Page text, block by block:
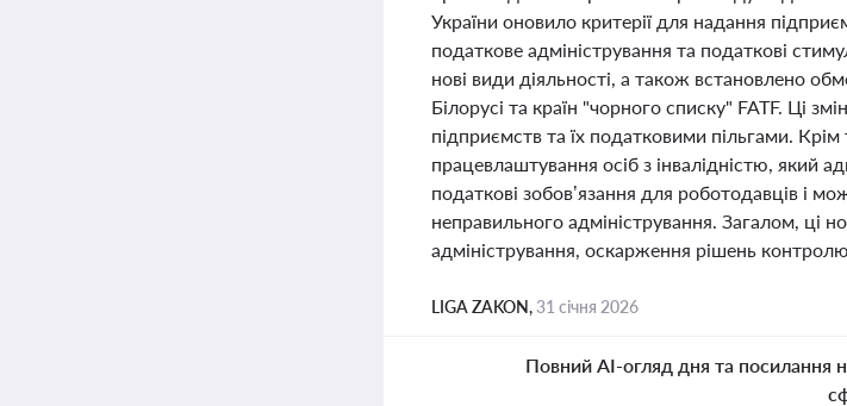
України оновило критерії для надання
податкове адміністрування та податкові
нові види діяльності, а також встановлено
Білорусі та країн "чорного списку" FATF. Ці
підприємств та їх податковими пільгами.
працевлаштування осіб з інвалідністю, який
податкові зобов’язання для роботодавців і
неправильного адміністрування. Загалом, ці
адміністрування, оскарження рішень
LIGA ZAKON,31 січня 2026
Повний AI-огляд дня та посилання